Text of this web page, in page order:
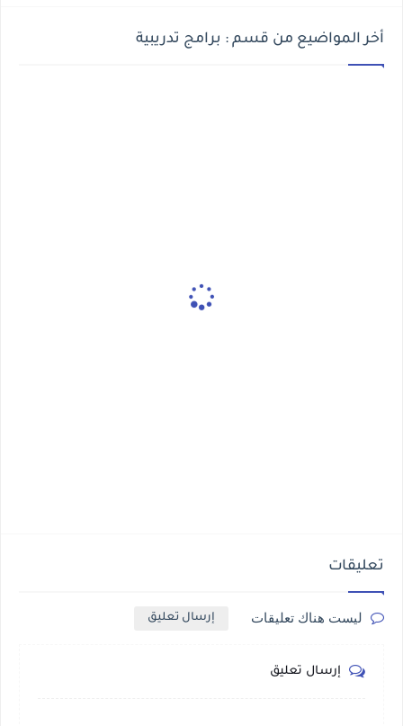
أخر المواضيع من قسم : برامج تدريبية
تعليقات
ليست هناك تعليقات إرسال تعليق
إرسال تعليق